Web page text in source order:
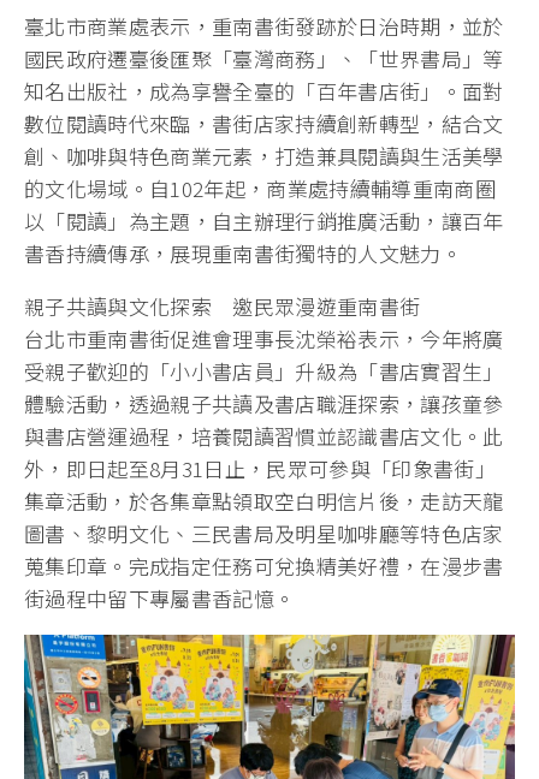
臺北市商業處表示，重南書街發跡於日治時期，並於
國民政府遷臺後匯聚「臺灣商務」、「世界書局」等
知名出版社，成為享譽全臺的「百年書店街」。面對
數位閱讀時代來臨，書街店家持續創新轉型，結合文
創、咖啡與特色商業元素，打造兼具閱讀與生活美學
的文化場域。自102年起，商業處持續輔導重南商圈
以「閱讀」為主題，自主辦理行銷推廣活動，讓百年
書香持續傳承，展現重南書街獨特的人文魅力。
親子共讀與文化探索 邀民眾漫遊重南書街
台北市重南書街促進會理事長沈榮裕表示，今年將廣
受親子歡迎的「小小書店員」升級為「書店實習生」
體驗活動，透過親子共讀及書店職涯探索，讓孩童參
與書店營運過程，培養閱讀習慣並認識書店文化。此
外，即日起至8月31日止，民眾可參與「印象書街」
集章活動，於各集章點領取空白明信片後，走訪天龍
圖書、黎明文化、三民書局及明星咖啡廳等特色店家
蒐集印章。完成指定任務可兌換精美好禮，在漫步書
街過程中留下專屬書香記憶。